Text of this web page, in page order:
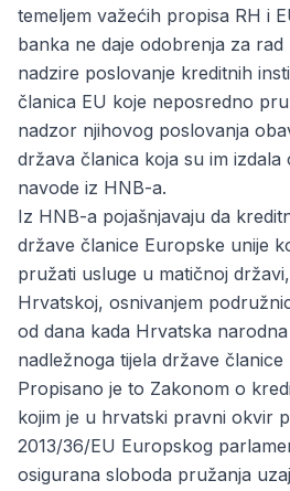
temeljem važećih propisa RH i
banka ne daje odobrenja za
nadzire poslovanje kreditnih
članica EU koje neposredno
nadzor njihovog poslovanja
država članica koja su im
navode iz HNB-a.
Iz HNB-a pojašnjavaju da
države članice Europske unije
pružati usluge u matičnoj
Hrvatskoj, osnivanjem
od dana kada Hrvatska
nadležnoga tijela države
Propisano je to Zakonom o
kojim je u hrvatski pravni okvir
2013/36/EU Europskog
osigurana sloboda pružanja